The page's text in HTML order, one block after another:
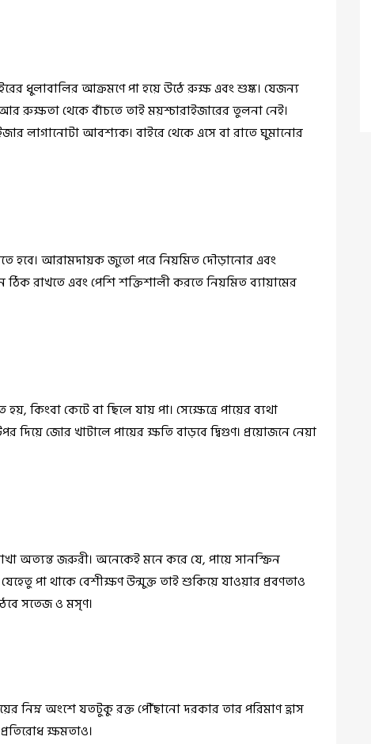
ধুলাবালির আক্রমণে পা হয়ে উঠে রুক্ষ এবং শুষ্ক। যেজন্য
রুক্ষতা থেকে বাঁচতে তাই ময়শ্চারাইজারের তুলনা নেই।
লাগানোটা আবশ্যক। বাইরে থেকে এসে বা রাতে ঘুমানোর
হবে। আরামদায়ক জুতো পরে নিয়মিত দৌড়ানোর এবং
ঠিক রাখতে এবং পেশি শক্তিশালী করতে নিয়মিত ব্যায়ামের
কেটে বা ছিলে যায় পা। সেক্ষেত্রে পায়ের ব্যথা
দিয়ে জোর খাটালে পায়ের ক্ষতি বাড়বে দ্বিগুণ। প্রয়োজনে নেয়া
অত্যন্ত জরুরী। অনেকেই মনে করে যে, পায়ে সানস্ক্রিন
পা থাকে বেশীক্ষণ উন্মুক্ত তাই শুকিয়ে যাওয়ার প্রবণতাও
সতেজ ও মসৃণ।
নিম্ন অংশে যতটুকু রক্ত পৌঁছানো দরকার তার পরিমাণ হ্রাস
ক্ষমতাও।